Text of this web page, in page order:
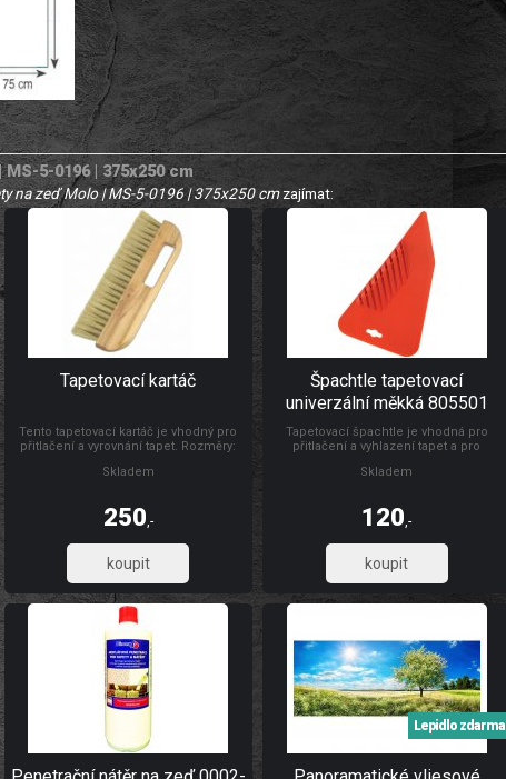
5-0196 | 375x250 cm
na zeď Molo | MS-5-0196 | 375x250 cmzajímat:
Tapetovací kartáč
Tento tapetovací kartáč je vhodný pro
přitlačení a vyrovnání tapet. Rozměry:
Skladem
250 ,-
206,61
Špachtle tapetovací
univerzální měkká 805501
Tapetovací špachtle je vhodná pro
přitlačení a vyhlazení tapet a pro
folií, s drážkou pro odříznutí tapet ve
Skladem
120 ,-
99,17
Lepidlo zdarma